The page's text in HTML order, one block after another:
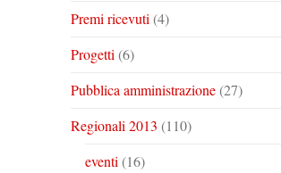
Premi ricevuti (4)
Progetti (6)
Pubblica amministrazione(27)
Regionali 2013 (110)
eventi (16)